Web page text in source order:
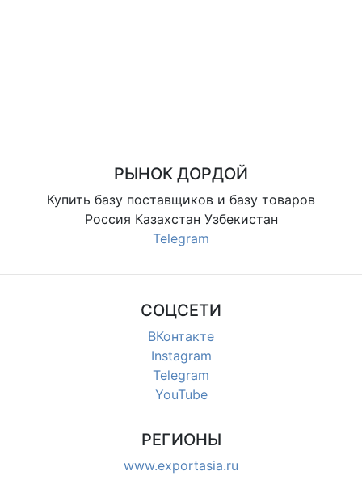
РЫНОК ДОРДОЙ
Купить базу поставщиков и базу товаров
Россия Казахстан Узбекистан
Telegram
СОЦСЕТИ
ВКонтакте
Instagram
Telegram
YouTube
РЕГИОНЫ
www.exportasia.ru